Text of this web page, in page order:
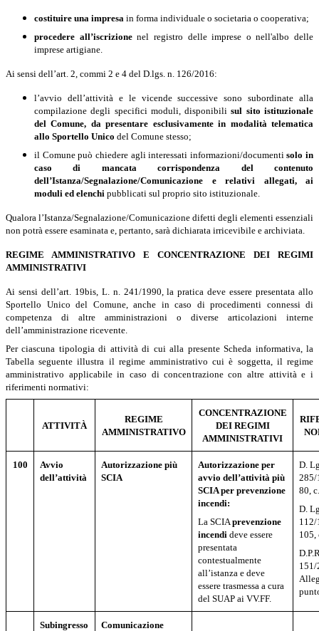
costituire una impresa in forma individuale o societaria o cooperativa;
procedere all’iscrizionenel registro delle imprese o nell'albo delle
imprese artigiane.
Ai sensi dell’art. 2, commi 2 e 4 del D.lgs. n. 126/2016:
l’avvio dell’attività e le vicende successive sono subordinate alla
compilazione degli specifici moduli, disponibilisul sito istituzionale
del Comune, da presentare esclusivamente in modalità telematica
allo Sportello Unico del Comune stesso;
il Comune può chiedere agli interessati informazioni/documentisolo in
caso di mancata
corrispondenza del contenuto
dell’Istanza/Segnalazione/Comunicazione e relativi allegati, ai
moduli ed elenchi pubblicati sul proprio sito istituzionale.
Qualora l’Istanza/Segnalazione/Comunicazione difetti degli elementi essenziali
non potrà essere esaminata e, pertanto, sarà dichiarata irricevibile e archiviata.
REGIME AMMINISTRATIVO E CONCENTRAZIONE DEI REGIMI
AMMINISTRATIVI
Ai sensi dell’art. 19bis, L. n. 241/1990, la pratica deve essere presentata allo
Sportello Unico del Comune, anche in caso di procedimenti connessi di
competenza di altre amministrazioni o diverse articolazioni interne
dell’amministrazione ricevente.
Per ciascuna tipologia di attività di cui alla presente Scheda informativa, la
Tabella seguente illustra il regime amministrativo cui è soggetta, il regime
amministrativo applicabile in caso di concentrazione con altre attività e i
riferimenti normativi:
ATTIVITÀ
REGIME
AMMINISTRATIVO
CONCENTRAZIONE
DEI REGIMI
AMMINISTRATIVI
100
Avvio
dell’attività
Autorizzazione più
SCIA
Autorizzazione per
avvio dell’attività più
SCIA per prevenzione
incendi:
La SCIAprevenzione
incendi deve essere
presentata
contestualmente
all’istanza e deve
essere trasmessa a cura
del SUAP ai VV.FF.
D.
285/
80,
D.
112/
105,
151/
Subingresso Comunicazione